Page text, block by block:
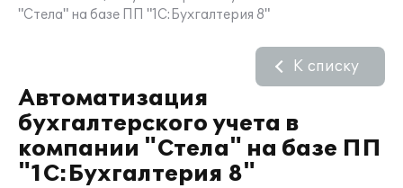
"Стела" на базе ПП "1С:Бухгалтерия 8"
Автоматизация
бухгалтерского учета в
компании "Стела" на базе ПП
"1С:Бухгалтерия 8"
К списку